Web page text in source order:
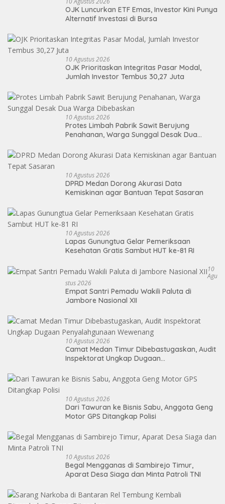
OJK Luncurkan ETF Emas, Investor Kini Punya
Alternatif Investasi di Bursa
10 Agustus 2026
OJK Prioritaskan Integritas Pasar Modal,
Jumlah Investor Tembus 30,27 Juta
10 Agustus 2026
Protes Limbah Pabrik Sawit Berujung
Penahanan, Warga Sunggal Desak Dua
10 Agustus 2026
DPRD Medan Dorong Akurasi Data
Kemiskinan agar Bantuan Tepat Sasaran
10 Agustus 2026
Lapas Gunungtua Gelar Pemeriksaan
Kesehatan Gratis Sambut HUT ke-81 RI
10
Agu
Stus 2026
Empat Santri Pemadu Wakili Paluta di
Jambore Nasional XII
10 Agustus 2026
Camat Medan Timur Dibebastugaskan, Audit
Inspektorat Ungkap Dugaan
10 Agustus 2026
Dari Tawuran ke Bisnis Sabu, Anggota Geng
Motor GPS Ditangkap Polisi
10 Agustus 2026
Begal Mengganas di Sambirejo Timur,
Aparat Desa Siaga dan Minta Patroli TNI